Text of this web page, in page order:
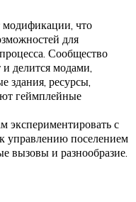
что
для
Сообщество
и делится модами,
здания, ресурсы,
геймплейные
экспериментировать с
управлению поселением
вызовы и разнообразие.